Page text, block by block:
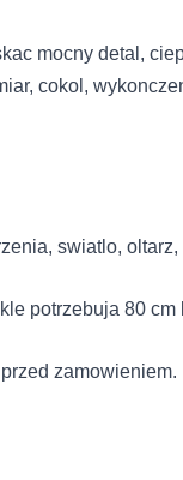
mocny detal,
cokol,
swiatlo, oltarz,
potrzebuja 80 cm
zamowieniem.